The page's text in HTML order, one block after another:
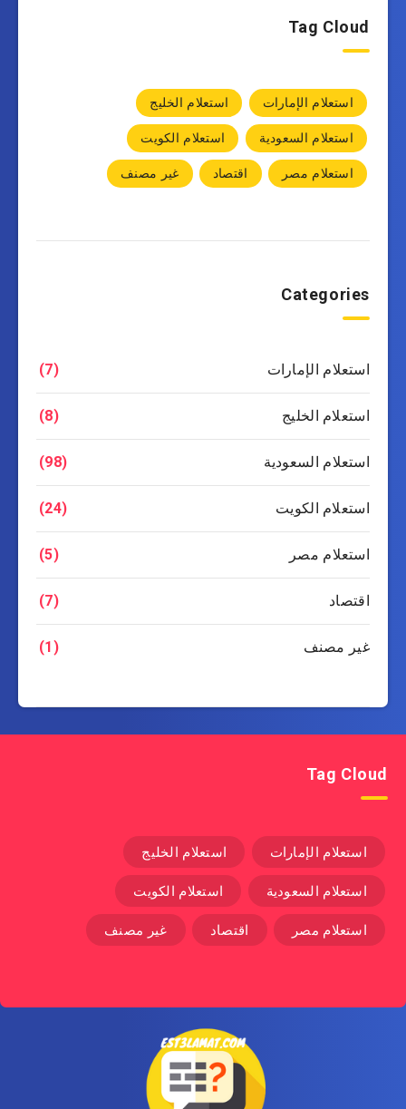
Tag Cloud
استعلام الإمارات
استعلام الخليج
استعلام السعودية
استعلام الكويت
استعلام مصر
اقتصاد غير مصنف
Categories
استعلام الإمارات (7)
استعلام الخليج (8)
استعلام السعودية (98)
استعلام الكويت (24)
استعلام مصر (5)
اقتصاد (7)
غير مصنف (1)
Tag Cloud
استعلام الإمارات استعلام الخليج
استعلام السعودية استعلام الكويت
استعلام مصر اقتصاد غير مصنف